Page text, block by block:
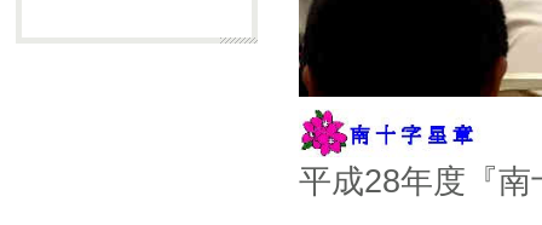
平成28年度『